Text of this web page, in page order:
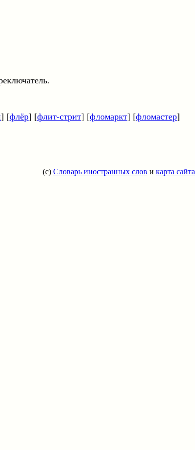
] [флёр] [флит-стрит] [фломаркт] [фломастер]
(c) Словарь иностранных слов и карта сайта